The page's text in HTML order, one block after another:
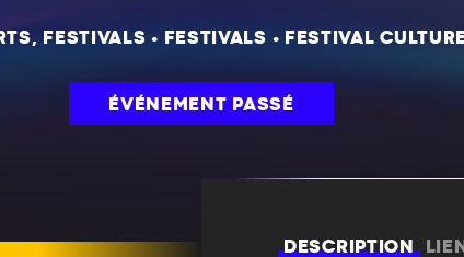
FESTIVALS • FESTIVALS • FESTIVAL
ÉVÉNEMENT PASSÉ
DESCRIPTION